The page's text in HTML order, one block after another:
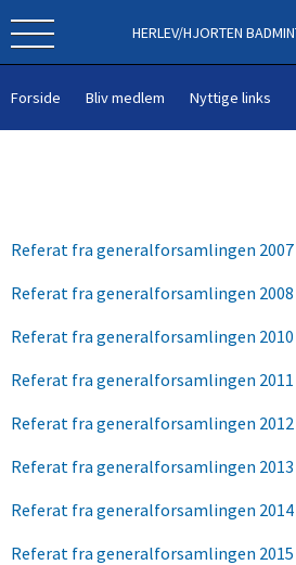
Forside Bliv medlem Nyttige links
HERLEV/HJORTEN
Referat fra generalforsamlingen 2007
Referat fra generalforsamlingen 2008
Referat fra generalforsamlingen 2010
Referat fra generalforsamlingen 2011
Referat fra generalforsamlingen 2012
Referat fra generalforsamlingen 2013
Referat fra generalforsamlingen 2014
Referat fra generalforsamlingen 2015